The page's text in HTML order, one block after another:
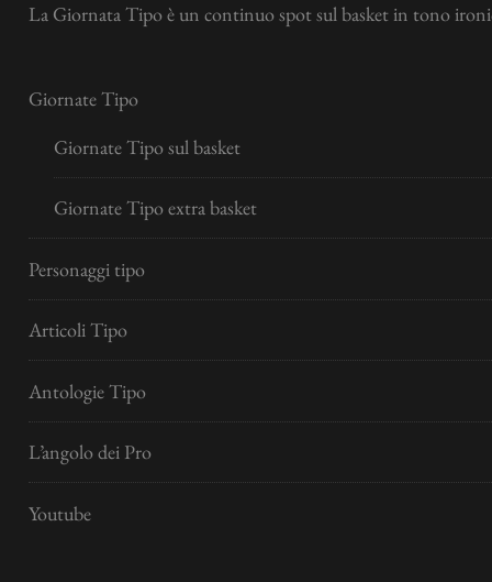
La Giornata Tipo è un continuo spot sul basket in tono
Giornate Tipo
Giornate Tipo sul basket
Giornate Tipo extra basket
Personaggi tipo
Articoli Tipo
Antologie Tipo
L’angolo dei Pro
Youtube